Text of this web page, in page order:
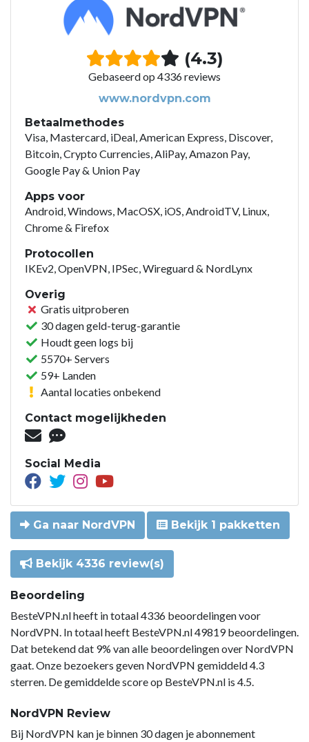
(4.3)
Gebaseerd op 4336 reviews
www.nordvpn.com
Betaalmethodes
Visa, Mastercard, iDeal, American Express, Discover,
Bitcoin, Crypto Currencies, AliPay, Amazon Pay,
Google Pay & Union Pay
Apps voor
Android, Windows, MacOSX, iOS, AndroidTV, Linux,
Chrome & Firefox
Protocollen
IKEv2, OpenVPN, IPSec, Wireguard & NordLynx
Overig
Gratis uitproberen
30 dagen geld-terug-garantie
Houdt geen logs bij
5570+ Servers
59+ Landen
Aantal locaties onbekend
Contact mogelijkheden
Social Media
Ga naar NordVPN Bekijk 1 pakketten
Bekijk 4336 review(s)
Beoordeling
BesteVPN.nl heeft in totaal 4336 beoordelingen voor
NordVPN. In totaal heeft BesteVPN.nl 49819 beoordelingen.
Dat betekend dat 9% van alle beoordelingen over NordVPN
gaat. Onze bezoekers geven NordVPN gemiddeld 4.3
sterren. De gemiddelde score op BesteVPN.nl is 4.5.
NordVPN Review
Bij NordVPN kan je binnen 30 dagen je abonnement